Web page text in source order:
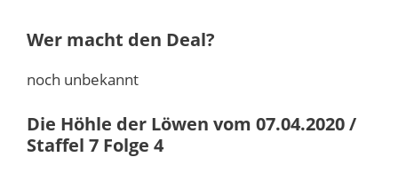
Wer macht den Deal?
noch unbekannt
Die Höhle der Löwen vom 07.04.2020 /
Staffel 7 Folge 4